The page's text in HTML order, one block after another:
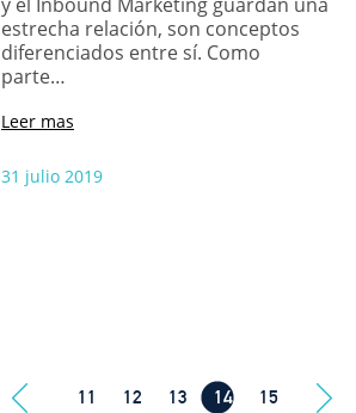
estrecha relación, son conceptos
diferenciados entre sí. Como
parte…
31 julio 2019
Leer mas
11 12 13 14 15